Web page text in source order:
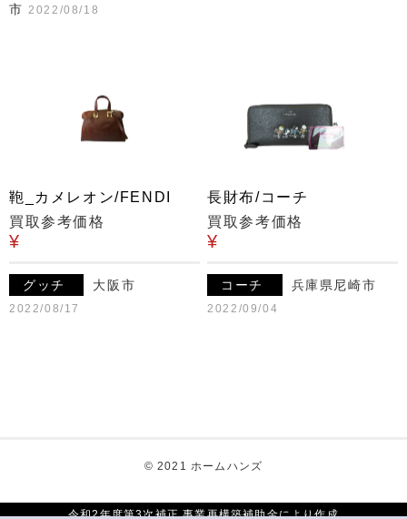
市 2022/08/18
鞄_カメレオン/FENDI
買取参考価格
¥
グッチ 大阪市
2022/08/17
長財布/コーチ
買取参考価格
¥
コーチ 兵庫県尼崎市
2022/09/04
© 2021 ホームハンズ
令和2年度第3次補正 事業再構築補助金により作成